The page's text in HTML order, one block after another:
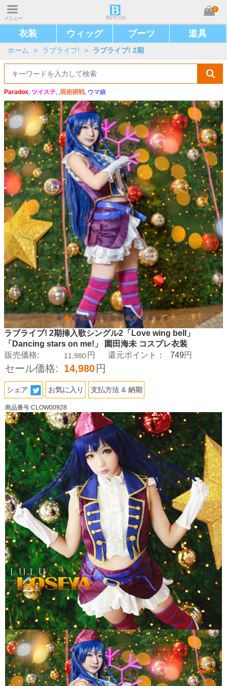
メニュー BUYCOS
0
衣装 ウィッグ ブーツ 道具
ホーム > ラブライブ! > ラブライブ! 2期
Paradox, ツイステ, ,呪術廻戦, ウマ娘
ラブライブ! 2期挿入歌シングル2「Love wing bell」
「Dancing stars on me!」 園田海未 コスプレ衣装
販売価格:
11,980 円 還元ポイント： 749円
セール価格: 14,980 円
シェア お気に入り 支払方法 & 納期
商品番号:CLOW00928